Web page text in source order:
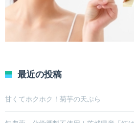
最近の投稿
甘くてホクホク！菊芋の天ぷら